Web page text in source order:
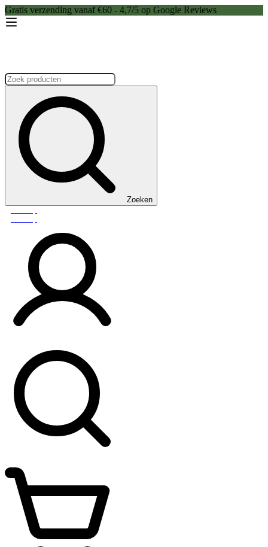
Gratis verzending vanaf €60 - 4,7/5 op Google Reviews
Zoeken:
Zoeken